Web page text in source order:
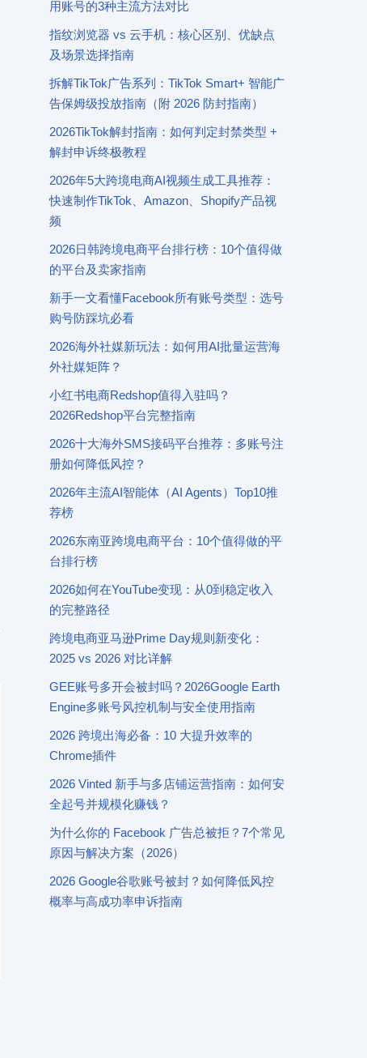
用账号的3种主流方法对比
指纹浏览器 vs 云手机：核心区别、优缺点
及场景选择指南
拆解TikTok广告系列：TikTok Smart+ 智能广
告保姆级投放指南（附 2026 防封指南）
2026TikTok解封指南：如何判定封禁类型 +
解封申诉终极教程
2026年5大跨境电商AI视频生成工具推荐：
快速制作TikTok、Amazon、Shopify产品视
频
2026日韩跨境电商平台排行榜：10个值得做
的平台及卖家指南
新手一文看懂Facebook所有账号类型：选号
购号防踩坑必看
2026海外社媒新玩法：如何用AI批量运营海
外社媒矩阵？
小红书电商Redshop值得入驻吗？
2026Redshop平台完整指南
2026十大海外SMS接码平台推荐：多账号注
册如何降低风控？
2026年主流AI智能体（AI Agents）Top10推
荐榜
2026东南亚跨境电商平台：10个值得做的平
台排行榜
2026如何在YouTube变现：从0到稳定收入
的完整路径
跨境电商亚马逊Prime Day规则新变化：
2025 vs 2026 对比详解
GEE账号多开会被封吗？2026Google Earth
Engine多账号风控机制与安全使用指南
2026 跨境出海必备：10 大提升效率的
Chrome插件
2026 Vinted 新手与多店铺运营指南：如何安
全起号并规模化赚钱？
为什么你的 Facebook 广告总被拒？7个常见
原因与解决方案（2026）
2026 Google谷歌账号被封？如何降低风控
概率与高成功率申诉指南